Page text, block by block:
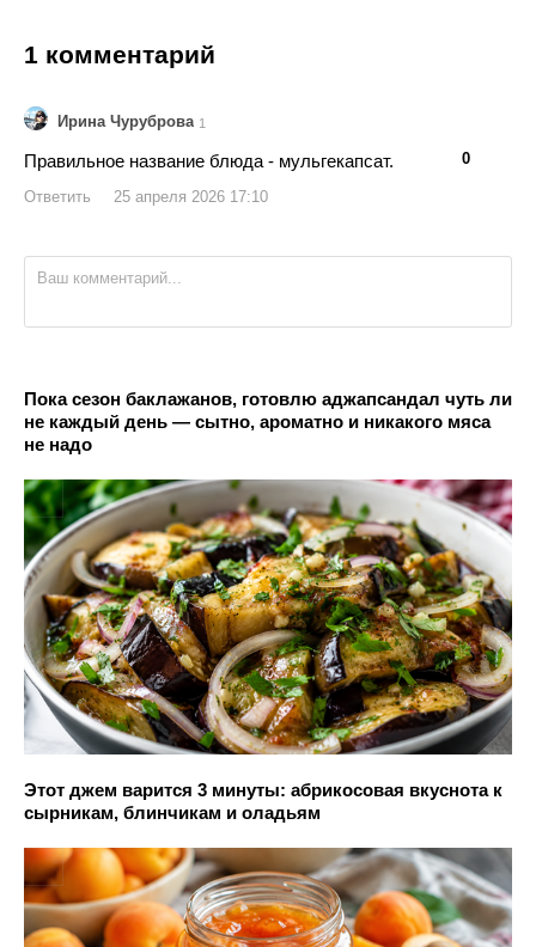
1 комментарий
Ирина Чуруброва 1
0
Правильное название блюда - мульгекапсат.
Ответить 25 апреля 2026 17:10
Пока сезон баклажанов, готовлю аджапсандал чуть ли
не каждый день — сытно, ароматно и никакого мяса
не надо
Этот джем варится 3 минуты: абрикосовая вкуснота к
сырникам, блинчикам и оладьям